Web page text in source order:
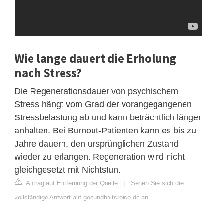
Wie lange dauert die Erholung
nach Stress?
Die Regenerationsdauer von psychischem
Stress hängt vom Grad der vorangegangenen
Stressbelastung ab und kann beträchtlich länger
anhalten. Bei Burnout-Patienten kann es bis zu
Jahre dauern, den ursprünglichen Zustand
wieder zu erlangen. Regeneration wird nicht
gleichgesetzt mit Nichtstun.
Antrag auf Entfernung der Quelle | Sehen Sie sich die
vollständige Antwort auf gesundheitsreise.de an